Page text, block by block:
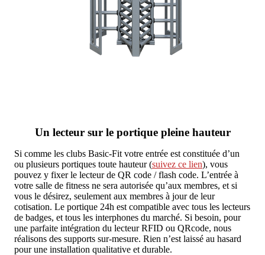
Un lecteur sur le portique pleine hauteur
Si comme les clubs Basic-Fit votre entrée est constituée d’un
ou plusieurs portiques toute hauteur (suivez ce lien), vous
pouvez y fixer le lecteur de QR code / flash code. L’entrée à
votre salle de fitness ne sera autorisée qu’aux membres, et si
vous le désirez, seulement aux membres à jour de leur
cotisation. Le portique 24h est compatible avec tous les lecteurs
de badges, et tous les interphones du marché. Si besoin, pour
une parfaite intégration du lecteur RFID ou QRcode, nous
réalisons des supports sur-mesure. Rien n’est laissé au hasard
pour une installation qualitative et durable.